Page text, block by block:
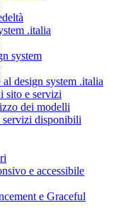
.italia
system
design system .italia
sito e servizi
dei modelli
disponibili
e accessibile
e Graceful